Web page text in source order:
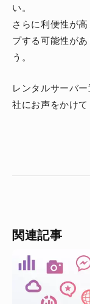
い。
さらに利便性が
プする可能性が
う。
レンタルサーバ
社にお声をかけて
関連記事